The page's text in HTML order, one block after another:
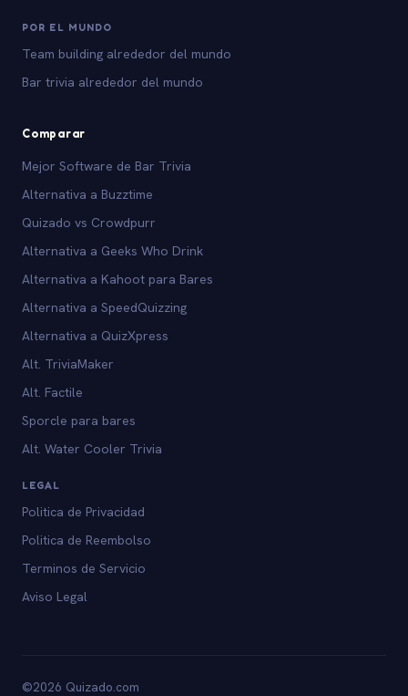
POR EL MUNDO
Team building alrededor del mundo
Bar trivia alrededor del mundo
Comparar
Mejor Software de Bar Trivia
Alternativa a Buzztime
Quizado vs Crowdpurr
Alternativa a Geeks Who Drink
Alternativa a Kahoot para Bares
Alternativa a SpeedQuizzing
Alternativa a QuizXpress
Alt. TriviaMaker
Alt. Factile
Sporcle para bares
Alt. Water Cooler Trivia
LEGAL
Politica de Privacidad
Politica de Reembolso
Terminos de Servicio
Aviso Legal
©2026 Quizado.com